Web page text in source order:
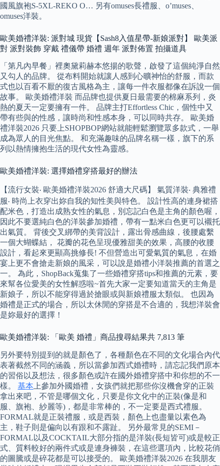
國風旗袍S-5XL-REKO O… 另有omuses長禮服、o’muses、
omuses洋裝。
歐美婚禮洋裝: 派對城 現貨【Sash8入值星帶-新娘派對】 歐美派
對 派對裝飾 穿戴 禮儀帶 婚禮 週年 派對佈置 拍攝道具
「第凡內早餐」裡奧黛莉赫本悠揚的歌聲，啟發了這個純淨自然
又勾人的品牌。 從布料開始就讓人感到心曠神怡的舒服，而款
式也以百看不厭的復古風格為主，讓每一件衣服都像在訴說一個
故事。 歐美婚禮洋裝 而品牌也提供夏日最需要的棉麻系列，炎
熱的夏天一定要擁有一件。 品牌主打Effortless Chic，個性中又
帶有些與的性感，讓時尚和性感本身，可以同時共存。 歐美婚
禮洋裝2026 只要上SHOPBOP網站就能輕鬆瀏覽眾多款式，一舉
成為眾人的目光焦點。 和充滿趣味的品牌名稱一樣，旗下的系
列以熱情擁抱生活的現代女性為靈感。
歐美婚禮洋裝: 選擇婚禮穿搭最好的辦法
【流行女裝‧ 歐美婚禮洋裝2026 舒適大尺碼】 氣質洋裝‧ 典雅禮
服‧ 時尚上衣穿出妳自我的知性美與特色。 設計性高的連身裙搭
配米色，打造出成熟女性的氣息，別忘記白色是主角的顏色喔，
因此不要選純白色的洋裝參加婚禮，帶有一點米白色更可以襯托
出氣質。 背後交叉綁帶的美背設計，露出骨感曲線，後腰處繫
一個大蝴蝶結， 花瓣的花色呈現優雅甜美的效果，高腰的收腰
設計，看起來更顯高挑修長! 不但營造出可愛氣質的氣息，在婚
宴上更不會搶走新娘的風采，可以說是婚禮小洋裝推薦的首選之
一。 為此，ShopBack蒐集了一些婚禮穿搭tips和推薦的元素，要
來幫各位愛美的女性解惑啦~首先大家一定要知道當天的主角是
新娘子，所以不能穿得過於搶眼或與新娘禮服太類似。 也因為
婚禮是正式的場合，所以太休閒的穿搭是不合適的，我想洋裝會
是妳最好的選擇！
歐美婚禮洋裝: 「歐美 婚禮」商品搜尋結果共 7,813 筆
另外要特別提到的就是顏色了，各種顏色在不同的文化場合內代
表著截然不同的涵義，所以當參加西式婚禮時，請忘記我們原本
的習俗以及想法，很多顏色或許在國外婚禮穿搭中和你想的不一
樣。 基本 上參加外國婚禮，女孩們就把那些你沒機會穿的正裝
拿出來吧，不管是哪個文化，只要是你文化中的正裝(像是和
服、旗袍、紗麗等)，都是非常棒的，不一定要是西式禮服。
FORMAL就是正裝禮服，或是西裝，顏色上也盡量以素色為
主，鞋子則是偏向以有跟和不露趾。 另外最常見的SEMI－
FORMAL以及COCKTAIL大部分指的是洋裝(長短皆可)或是較正
式、質料較好的兩件式或是連身褲裝，在這些選項內，比較花俏
的圖騰或是碎花都是可以接受的。 歐美婚禮洋裝2026 在我朋友